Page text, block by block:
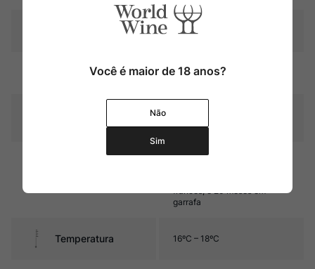
Argentina
Rubi intenso com reflexos
violáceos
18 meses (50% em ânforas
francês, e 20 meses em
garrafa
Temperatura 16ºC – 18ºC
Você é maior de 18 anos?
Não
Sim